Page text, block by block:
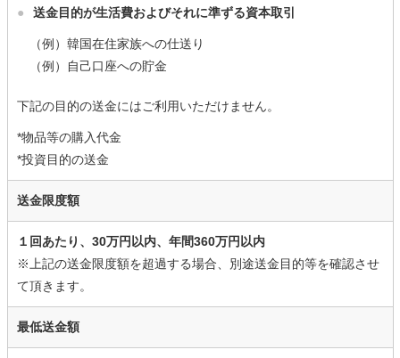
● 送金目的が生活費およびそれに準ずる資本取引
（例）韓国在住家族への仕送り
（例）自己口座への貯金
下記の目的の送金にはご利用いただけません。
*物品等の購入代金
*投資目的の送金
送金限度額
１回あたり、30万円以内、年間360万円以内
※上記の送金限度額を超過する場合、別途送金目的等を確認させ
て頂きます。
最低送金額